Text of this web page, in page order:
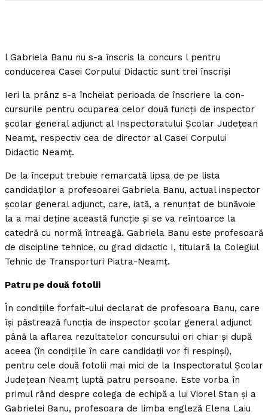
l Gabriela Banu nu s-a înscris la concurs l pentru
conducerea Casei Corpului Didactic sunt trei înscrişi
Ieri la prânz s-a încheiat perioada de înscriere la con-
cursurile pentru ocuparea celor două funcţii de inspector
şcolar general adjunct al Inspectoratului Şcolar Judeţean
Neamţ, respectiv cea de director al Casei Corpului
Didactic Neamţ.
De la început trebuie remarcată lipsa de pe lista
candidaţilor a profesoarei Gabriela Banu, actual inspector
şcolar general adjunct, care, iată, a renunţat de bunăvoie
la a mai deţine această funcţie şi se va reîntoarce la
catedră cu normă întreagă. Gabriela Banu este profesoară
de discipline tehnice, cu grad didactic I, titulară la Colegiul
Tehnic de Transporturi Piatra-Neamţ.
Patru pe două fotolii
În condiţiile forfait-ului declarat de profesoara Banu, care
îşi păstrează funcţia de inspector şcolar general adjunct
până la aflarea rezultatelor concursului ori chiar şi după
aceea (în condiţiile în care candidaţii vor fi respinşi),
pentru cele două fotolii mai mici de la Inspectoratul Şcolar
Judeţean Neamţ luptă patru persoane. Este vorba în
primul rând despre colega de echipă a lui Viorel Stan şi a
Gabrielei Banu, profesoara de limba engleză Elena Laiu